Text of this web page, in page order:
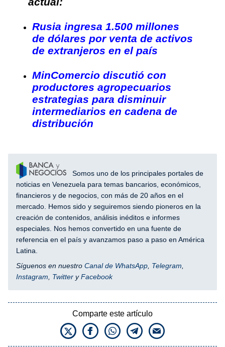
Rusia ingresa 1.500 millones
de dólares por venta de activos
de extranjeros en el país
MinComercio discutió con
productores agropecuarios
estrategias para disminuir
intermediarios en cadena de
distribución
Somos uno de los principales portales de
noticias en Venezuela para temas bancarios, económicos,
financieros y de negocios, con más de 20 años en el
mercado. Hemos sido y seguiremos siendo pioneros en la
creación de contenidos, análisis inéditos e informes
especiales. Nos hemos convertido en una fuente de
referencia en el país y avanzamos paso a paso en América
Latina.
Síguenos en nuestro Canal de WhatsApp Telegram
Instagram
Twitter yFacebook
Comparte este artículo